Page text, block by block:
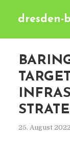
dresden-
25. August 2022